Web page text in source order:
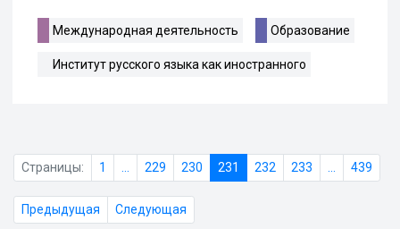
Международная деятельность Образование
Институт русского языка как иностранного
Страницы: 1 229 230 231 232 233 439
Предыдущая Следующая